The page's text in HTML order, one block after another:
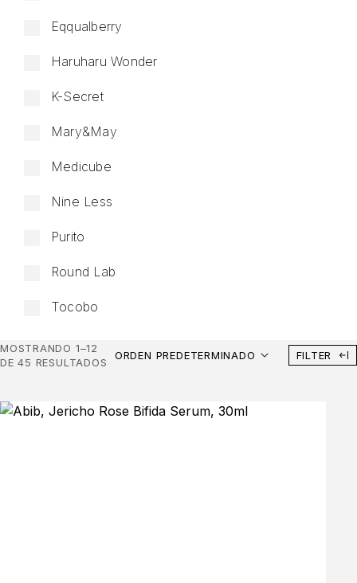
Eqqualberry
Haruharu Wonder
K-Secret
Mary&May
Medicube
Nine Less
Purito
Round Lab
Tocobo
MOSTRANDO 1–12
DE 45 RESULTADOS
ORDEN PREDETERMINADO FILTER